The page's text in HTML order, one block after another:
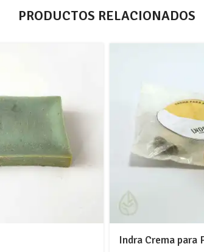
PRODUCTOS RELACIONADOS
Indra Crema para